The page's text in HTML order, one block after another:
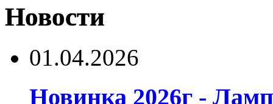
Новости
01.04.2026
Новинка 2026г -